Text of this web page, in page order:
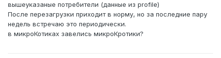
вышеуказаные потребители (данные из profile)
После перезагрузки приходит в норму, но за последние пару
недель встречаю это периодически.
в микроКотиках завелись микроКротики?